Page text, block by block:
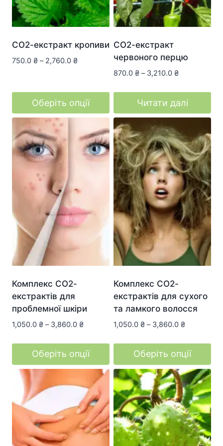
товару
товару
СО2-екстракт кропиви
750.0 ₴ – 2,760.0 ₴
Оберіть опції
Цей
товар
має
кілька
варіантів.
Параметри
вибрати
на
сторінці
товару
СО2-екстракт
червоного перцю
870.0 ₴ – 3,210.0 ₴
Читати далі
Комплекс СО2-
екстрактів для
проблемної шкіри
1,050.0 ₴ – 3,860.0 ₴
Оберіть опції
Цей
товар
має
кілька
варіантів.
Параметри
Комплекс СО2-
екстрактів для сухого
та ламкого волосся
1,050.0 ₴ – 3,860.0 ₴
Оберіть опції
Цей
товар
має
кілька
варіантів.
Параметри